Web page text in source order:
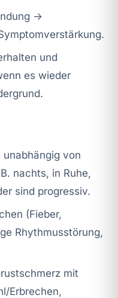
→
und
es wieder
von
nachts, in Ruhe,
sind progressiv.
(Fieber,
Rhythmusstörung,
mit
Erbrechen,